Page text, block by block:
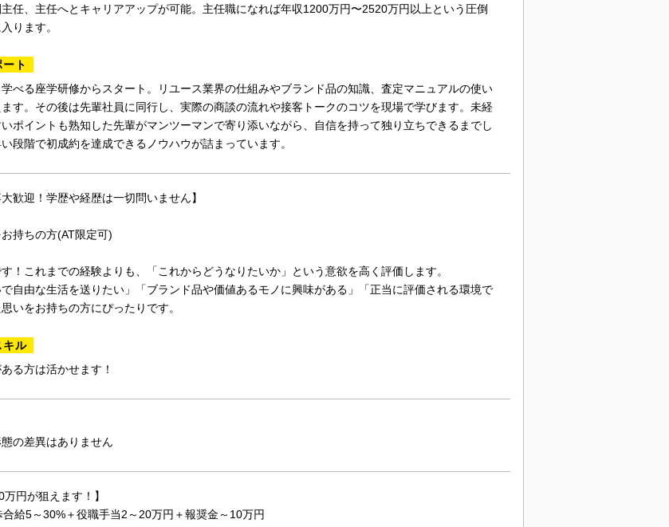
任、主任へとキャリアアップが可能。主任職になれば年収1200万円〜2520万円以上という圧倒
ります。
ト
べる座学研修からスタート。リユース業界の仕組みやブランド品の知識、査定マニュアルの使い
す。その後は先輩社員に同行し、実際の商談の流れや接客トークのコツを現場で学びます。未経
ポイントも熟知した先輩がマンツーマンで寄り添いながら、自信を持って独り立ちできるまでし
段階で初成約を達成できるノウハウが詰まっています。
歓迎！学歴や経歴は一切問いません】
持ちの方(AT限定可)
！これまでの経験よりも、「これからどうなりたいか」という意欲を高く評価します。
で自由な生活を送りたい」「ブランド品や価値あるモノに興味がある」「正当に評価される環境で
いをお持ちの方にぴったりです。
キル
る方は活かせます！
の差異はありません
万円が狙えます！】
合給5～30%＋役職手当2～20万円＋報奨金～10万円